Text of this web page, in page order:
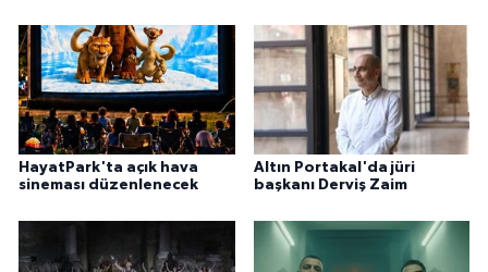
HayatPark'ta açık hava
sineması düzenlenecek
Altın Portakal'da jüri
başkanı Derviş Zaim